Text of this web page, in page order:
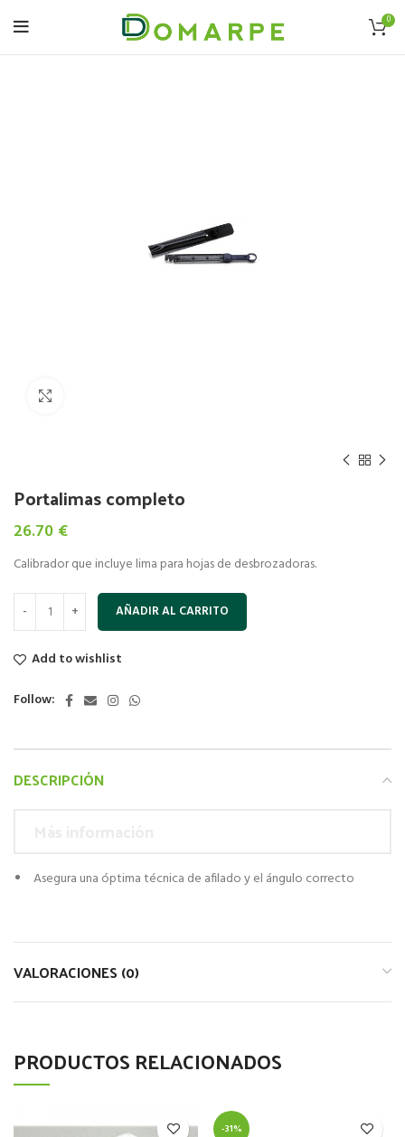
0
Portalimas completo
26.70 €
Calibrador que incluye lima para hojas de desbrozadoras.
AÑADIR AL CARRITO
Add to wishlist
Follow:
DESCRIPCIÓN
Asegura una óptima técnica de afilado y el ángulo correcto
VALORACIONES (0)
PRODUCTOS RELACIONADOS
-31%